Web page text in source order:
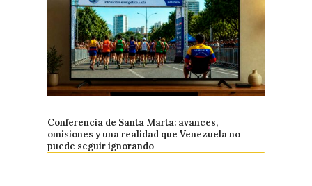
Conferencia de Santa Marta: avances,
omisiones y una realidad que Venezuela no
puede seguir ignorando